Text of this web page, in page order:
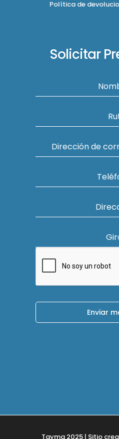
Política de
Solicitar
Dirección de
Enviar
Tayma 2025 | Sitio